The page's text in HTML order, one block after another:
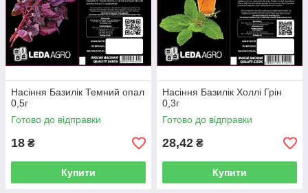
Насіння Базилік Темний опал
0,5г
Готово до відправки
18 ₴
Купити
Насіння Базилік Холлі Грін
0,3г
Готово до відправки
28,42 ₴
Купити